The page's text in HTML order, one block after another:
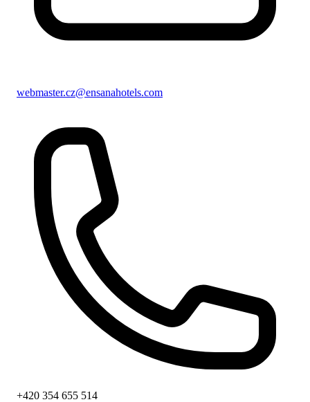
webmaster.cz@ensanahotels.com
+420 354 655 514